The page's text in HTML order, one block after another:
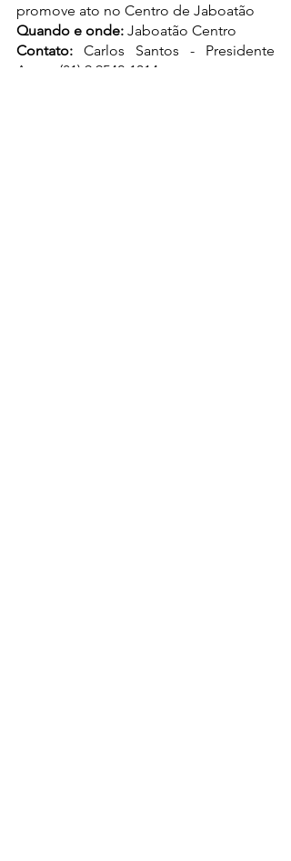
promove ato no Centro de Jaboatão
Quando e onde: Jaboatão Centro
Contato: Carlos Santos - Presidente
Arco - (81) 9.9542-1314